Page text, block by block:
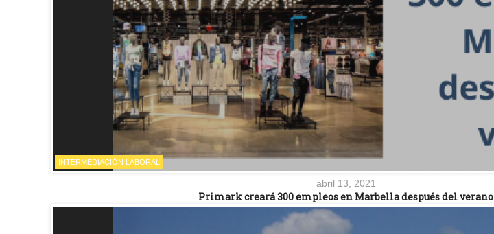
INTERMEDIACIÓN LABORAL
abril 13, 2021
Primark creará 300 empleos en Marbella después del verano